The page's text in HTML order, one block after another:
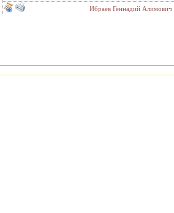
Ибраев Геннадий Алимович